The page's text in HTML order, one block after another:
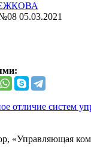
05.03.2021
отличие систем
«Управляющая